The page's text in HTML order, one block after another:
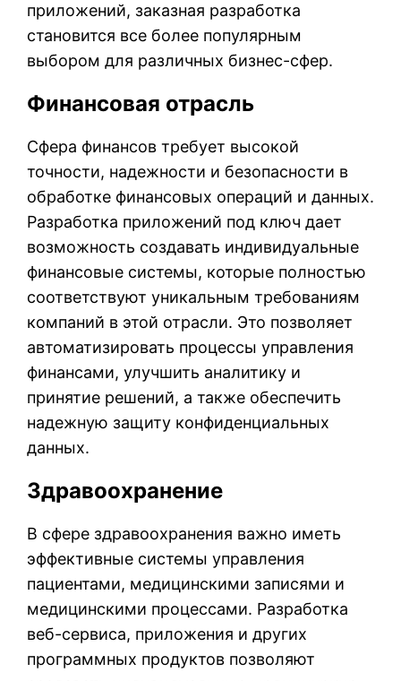
приложений, заказная разработка
становится все более популярным
выбором для различных бизнес-сфер.
Финансовая отрасль
Сфера финансов требует высокой
точности, надежности и безопасности в
обработке финансовых операций и данных.
Разработка приложений под ключ дает
возможность создавать индивидуальные
финансовые системы, которые полностью
соответствуют уникальным требованиям
компаний в этой отрасли. Это позволяет
автоматизировать процессы управления
финансами, улучшить аналитику и
принятие решений, а также обеспечить
надежную защиту конфиденциальных
данных.
Здравоохранение
В сфере здравоохранения важно иметь
эффективные системы управления
пациентами, медицинскими записями и
медицинскими процессами. Разработка
веб-сервиса, приложения и других
программных продуктов позволяют